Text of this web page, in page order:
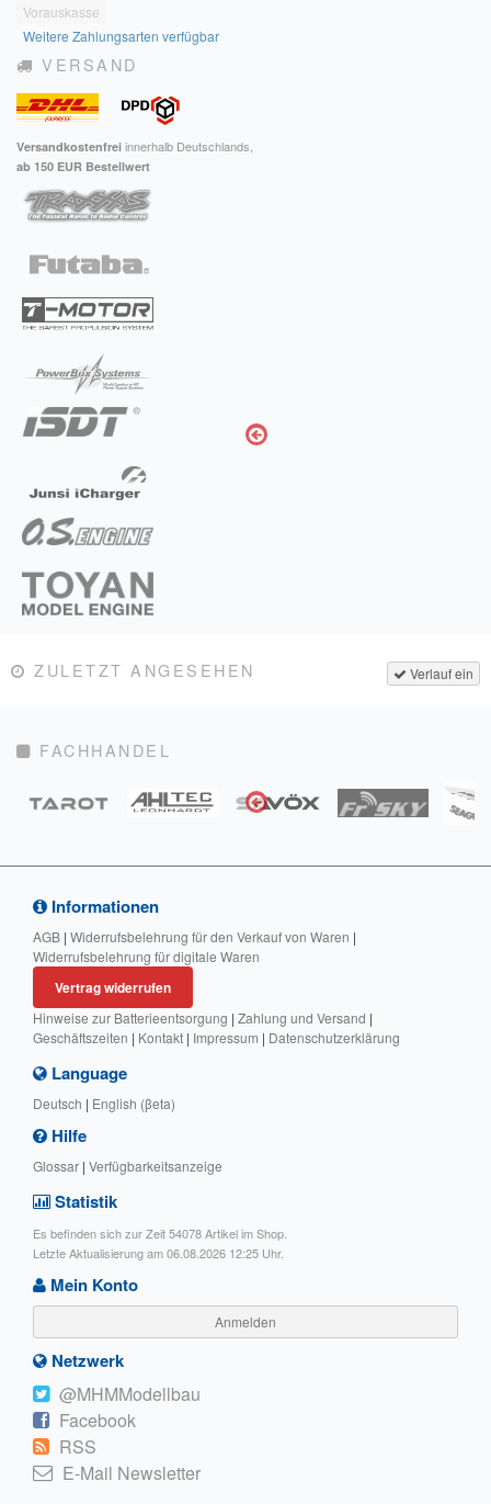
Vorauskasse
Weitere Zahlungsarten verfügbar
VERSAND
Versandkostenfrei innerhalb Deutschlands,
ab 150 EUR Bestellwert
Verlauf ein
ZULETZT ANGESEHEN
FACHHANDEL
Informationen
AGB | Widerrufsbelehrung für den Verkauf von Waren |
Widerrufsbelehrung für digitale Waren
Vertrag widerrufen
Hinweise zur Batterieentsorgung | Zahlung und Versand |
Geschäftszeiten | Kontakt | Impressum | Datenschutzerklärung
Language
Deutsch | English (βeta)
Hilfe
Glossar | Verfügbarkeitsanzeige
Statistik
Es befinden sich zur Zeit 54078 Artikel im Shop.
Letzte Aktualisierung am 06.08.2026 12:25 Uhr.
Mein Konto
Anmelden
Netzwerk
@MHMModellbau
Facebook
RSS
E-Mail Newsletter